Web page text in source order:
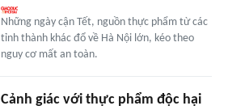
Những ngày cận Tết, nguồn thực phẩm từ các
tỉnh thành khác đổ về Hà Nội lớn, kéo theo
nguy cơ mất an toàn.
Cảnh giác với thực phẩm độc hại